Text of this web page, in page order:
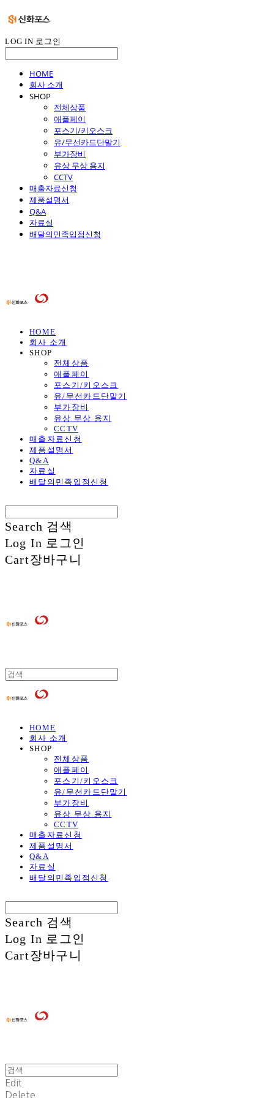
LOG IN 로그인
HOME
회사 소개
SHOP
전체상품
애플페이
포스기/키오스크
유/무선카드단말기
부가장비
유상 무상 용지
CCTV
매출자료신청
제품설명서
Q&A
자료실
배달의민족입점신청
HOME
회사 소개
SHOP
전체상품
애플페이
포스기/키오스크
유/무선카드단말기
부가장비
유상 무상 용지
CCTV
매출자료신청
제품설명서
Q&A
자료실
배달의민족입점신청
Search 검색
Log In 로그인
Cart장바구니
HOME
회사 소개
SHOP
전체상품
애플페이
포스기/키오스크
유/무선카드단말기
부가장비
유상 무상 용지
CCTV
매출자료신청
제품설명서
Q&A
자료실
배달의민족입점신청
Search 검색
Log In 로그인
Cart장바구니
Edit
Delete